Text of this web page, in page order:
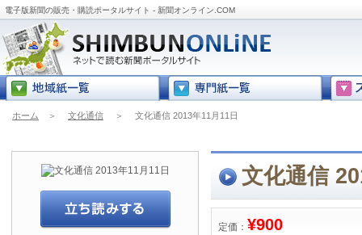
電子版新聞の販売・購読ポータルサイト - 新聞オンライン.COM
ホーム ＞ 文化通信 ＞ 文化通信 2013年11月11日
文化通信
定価： ¥900